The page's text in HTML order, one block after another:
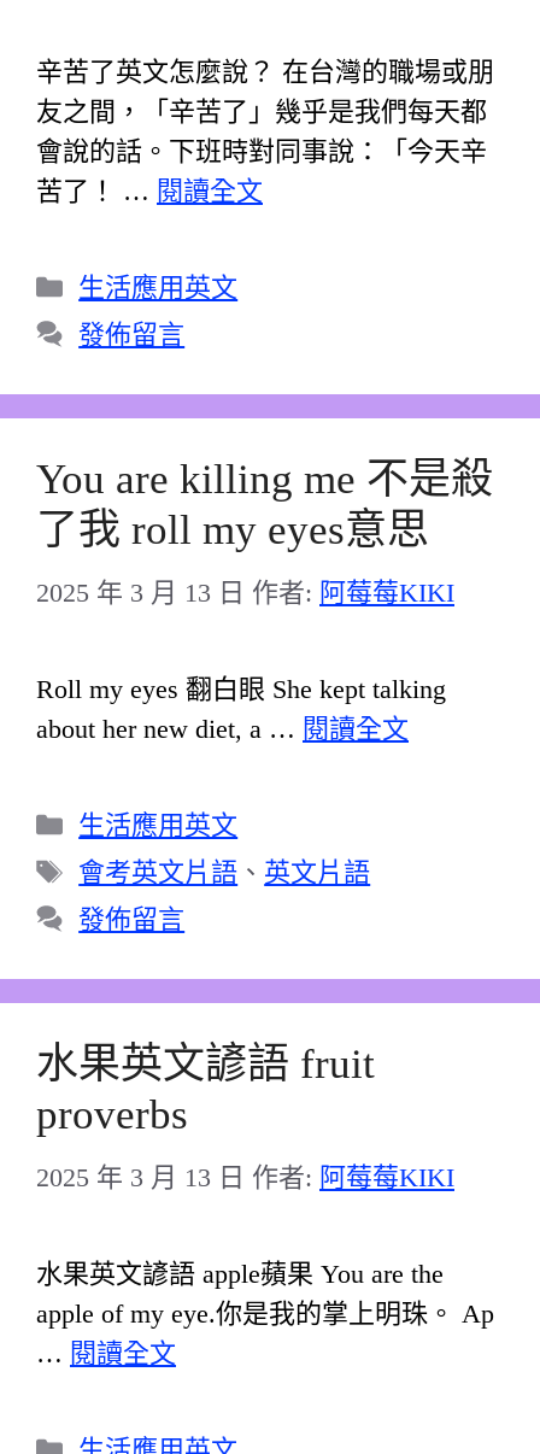
辛苦了英文怎麼說？ 在台灣的職場或朋
友之間，「辛苦了」幾乎是我們每天都
會說的話。下班時對同事說：「今天辛
苦了！ … 閱讀全文
分
類
生活應用英文
發佈留言
You are killing me 不是殺
了我 roll my eyes意思
2025 年 3 月 13 日 作者: 阿莓莓KIKI
Roll my eyes 翻白眼 She kept talking
about her new diet, a … 閱讀全文
分
類
生活應用英文
標
籤
會考英文片語 、 英文片語
發佈留言
水果英文諺語 fruit
proverbs
2025 年 3 月 13 日 作者: 阿莓莓KIKI
水果英文諺語 apple蘋果 You are the
apple of my eye.你是我的掌上明珠。 Ap
… 閱讀全文
分